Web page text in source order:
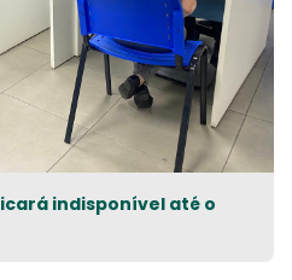
indisponível até o